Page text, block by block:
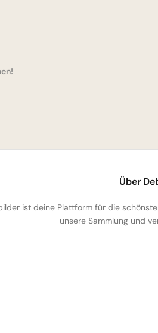
Über
ist deine Plattform für die
unsere Sammlung und